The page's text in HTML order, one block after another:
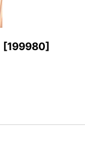
[199980]